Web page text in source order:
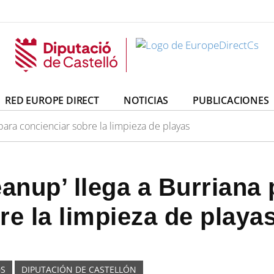
RED EUROPE DIRECT NOTICIAS
PUBLICACIONES
concienciar sobre la limpieza de playas
llega a Burriana
la limpieza de
DIPUTACIÓN DE CASTELLÓN